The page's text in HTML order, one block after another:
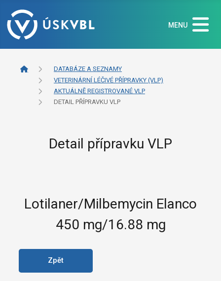
MENU
DATABÁZE A SEZNAMY
VETERINÁRNÍ LÉČIVÉ PŘÍPRAVKY (VLP)
AKTUÁLNĚ REGISTROVANÉ VLP
DETAIL PŘÍPRAVKU VLP
Detail přípravku VLP
Lotilaner/Milbemycin Elanco
450 mg/16.88 mg
Zpět